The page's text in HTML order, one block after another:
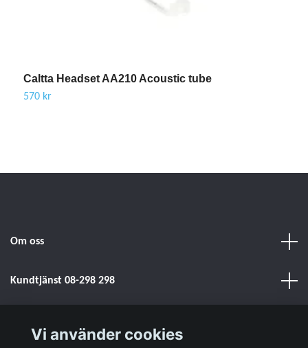
Caltta Headset AA210 Acoustic tube
570 kr
Om oss
Kundtjänst 08-298 298
Vi använder cookies